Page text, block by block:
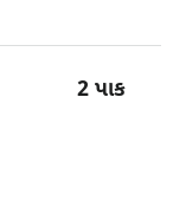
2 પાક